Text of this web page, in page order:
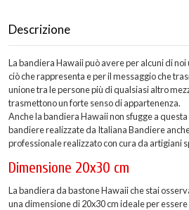
Descrizione
La bandiera Hawaii può avere per alcuni di
ciò che rappresenta e per il messaggio che
unione tra le persone più di qualsiasi altro
trasmettono un forte senso di appartenenza.
Anche la bandiera Hawaii non sfugge a
bandiere realizzate da Italiana Bandiere
professionale realizzato con cura da artigiani
Dimensione 20x30 cm
La bandiera da bastone Hawaii che stai
una dimensione di 20x30 cm ideale per